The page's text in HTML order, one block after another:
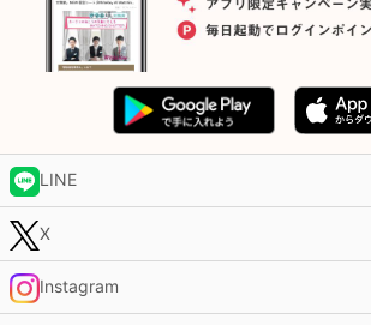
LINE
X
Instagram